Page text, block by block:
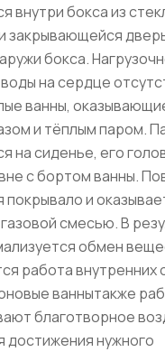
внутри бокса из
закрывающейся
бокса.
на сердце
ванны,
и тёплым паром.
на сиденье, его
с бортом ванны.
покрывало и
смесью. В
обмен
работа внутренних
ваннытакже
благотворное
достижения нужного